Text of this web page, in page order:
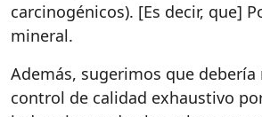
carcinogénicos). [Es decir, que]
mineral.
Además, sugerimos que debería
control de calidad exhaustivo